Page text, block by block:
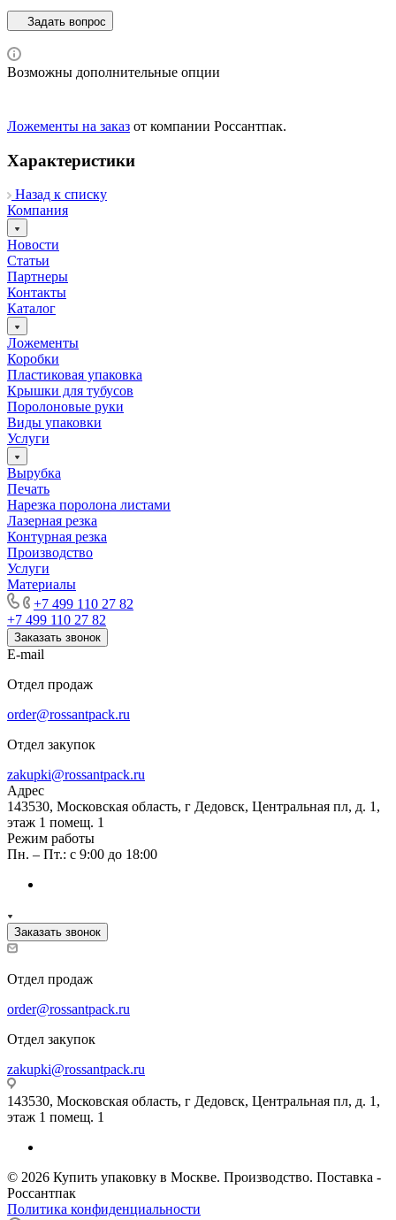
Задать вопрос
Возможны дополнительные опции
Ложементы на заказ от компании Россантпак.
Характеристики
Назад к списку
Компания
Новости
Статьи
Партнеры
Контакты
Каталог
Ложементы
Коробки
Пластиковая упаковка
Крышки для тубусов
Поролоновые руки
Виды упаковки
Услуги
Вырубка
Печать
Нарезка поролона листами
Лазерная резка
Контурная резка
Производство
Услуги
Материалы
+7 499 110 27 82
+7 499 110 27 82
Заказать звонок
E-mail
Отдел продаж
order@rossantpack.ru
Отдел закупок
zakupki@rossantpack.ru
Адрес
143530, Московская область, г Дедовск, Центральная пл, д. 1,
этаж 1 помещ. 1
Режим работы
Пн. – Пт.: с 9:00 до 18:00
Заказать звонок
Отдел продаж
order@rossantpack.ru
Отдел закупок
zakupki@rossantpack.ru
143530, Московская область, г Дедовск, Центральная пл, д. 1,
этаж 1 помещ. 1
© 2026 Купить упаковку в Москве. Производство. Поставка -
Россантпак
Политика конфиденциальности